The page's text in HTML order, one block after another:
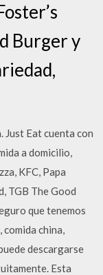
Burger y
Just Eat cuenta con
a domicilio,
KFC, Papa
TGB The Good
que tenemos
china,
descargarse
Esta